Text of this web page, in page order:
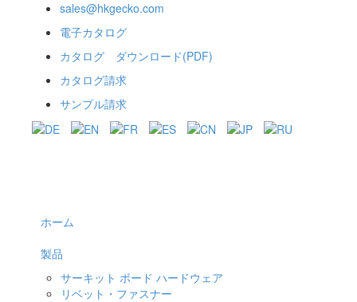
sales@hkgecko.com
電子カタログ
カタログ ダウンロード(PDF)
カタログ請求
サンプル請求
ホーム
製品
サーキット ボード ハードウェア
リベット・ファスナー